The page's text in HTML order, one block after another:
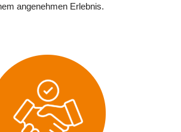
angenehmen Erlebnis.